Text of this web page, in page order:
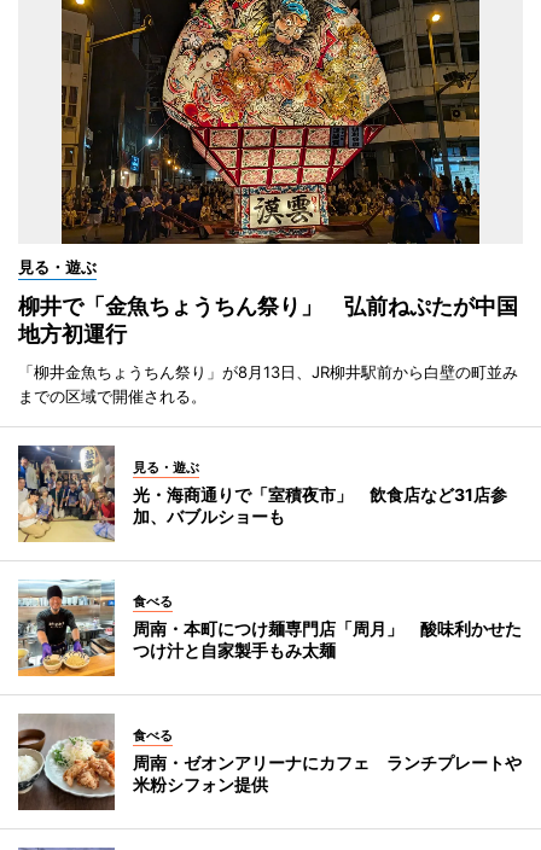
見る・遊ぶ
柳井で「金魚ちょうちん祭り」 弘前ねぷたが中国
地方初運行
「柳井金魚ちょうちん祭り」が8月13日、JR柳井駅前から白壁の町並み
までの区域で開催される。
見る・遊ぶ
光・海商通りで「室積夜市」 飲食店など31店参
加、バブルショーも
食べる
周南・本町につけ麺専門店「周月」 酸味利かせた
つけ汁と自家製手もみ太麺
食べる
周南・ゼオンアリーナにカフェ ランチプレートや
米粉シフォン提供